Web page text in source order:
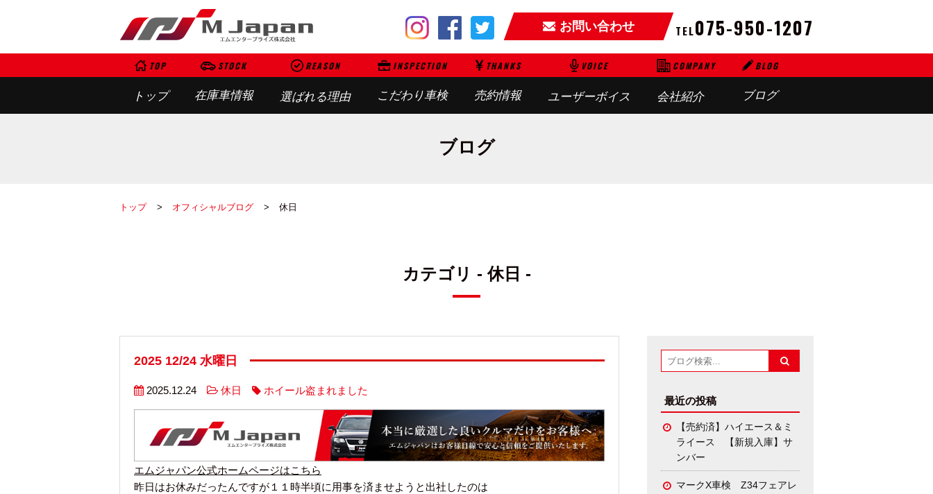
お問い合わせ TEL075-950-1207
TOP
トップ
STOCK
在庫車情報
REASON
選ばれる理由
INSPECTION
こだわり車検
THANKS
売約情報
VOICE
ユーザーボイス
COMPANY
会社紹介
BLOG
ブログ
ブログ
トップ オフィシャルブログ 休日
カテゴリ - 休日 -
2025 12/24 水曜日
2025.12.24 休日 ホイール盗まれました
エムジャパン公式ホームページはこちら
昨日はお休みだったんですが１１時半頃に用事を済ませようと出社したのは
最近の投稿
【売約済】ハイエース＆ミ
ライース 【新規入庫】サ
ンバー
マークX車検 Z34フェアレ